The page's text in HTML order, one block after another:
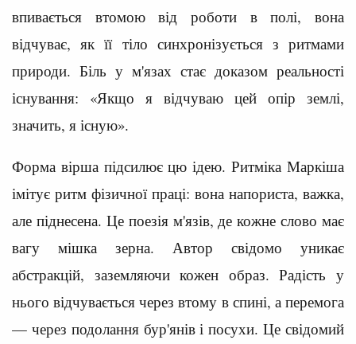
впивається втомою від роботи в полі, вона
відчуває, як її тіло синхронізується з ритмами
природи. Біль у м'язах стає доказом реальності
існування: «Якщо я відчуваю цей опір землі,
значить, я існую».
Форма вірша підсилює цю ідею. Ритміка Маркіша
імітує ритм фізичної праці: вона напориста, важка,
але піднесена. Це поезія м'язів, де кожне слово має
вагу мішка зерна. Автор свідомо уникає
абстракцій, заземляючи кожен образ. Радість у
нього відчувається через втому в спині, а перемога
— через подолання бур'янів і посухи. Це свідомий